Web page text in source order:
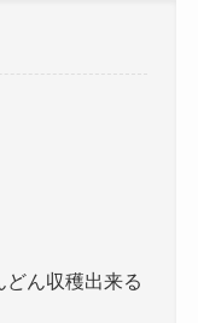
ん収穫出来る